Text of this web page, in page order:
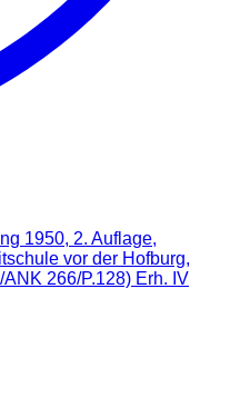
1950, 2. Auflage,
vor der Hofburg,
266/P.128) Erh. IV